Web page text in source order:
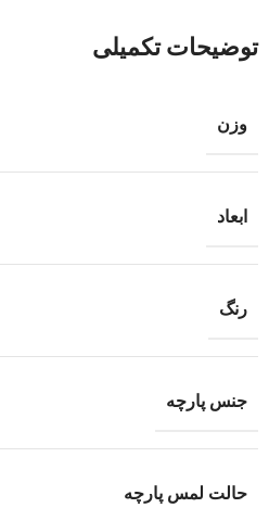
توضیحات تکمیلی
وزن
ابعاد
رنگ
جنس پارچه
حالت لمس پارچه